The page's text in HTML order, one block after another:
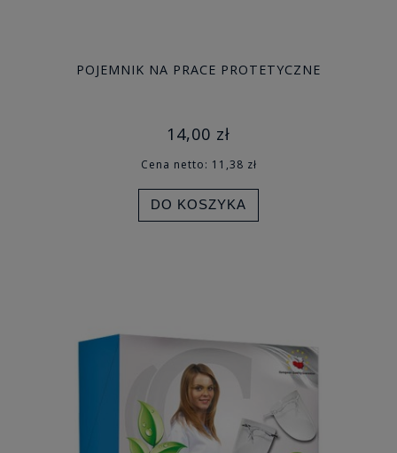
POJEMNIK NA PRACE PROTETYCZNE
14,00 zł
Cena netto: 11,38 zł
DO KOSZYKA